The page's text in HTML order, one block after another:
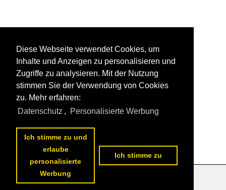
Datenschutzerklärung
Diese Webseite verwendet Cookies, um
Inhalte und Anzeigen zu personalisieren und
Zugriffe zu analysieren. Mit der Nutzung
stimmen Sie der Verwendung von Cookies
zu. Mehr erfahren:
Datenschutz , Personalisierte Werbung
Ich stimme zu und
erlaube
personalisierte
Werbung
Ich stimme zu